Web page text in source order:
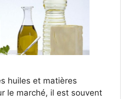
huiles et matières
le marché, il est souvent